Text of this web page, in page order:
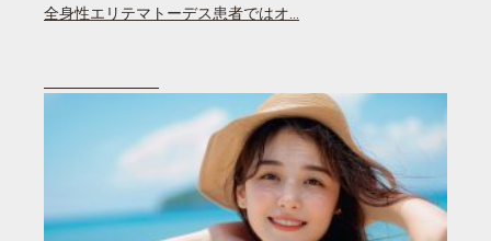
全身性エリテマトーデス患者ではオ…